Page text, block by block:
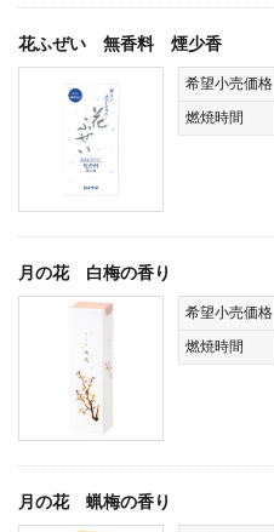
花ふぜい 無香料 煙少香
希望小売価格
燃焼時間
月の花 白梅の香り
希望小売価格
燃焼時間
月の花 蝋梅の香り